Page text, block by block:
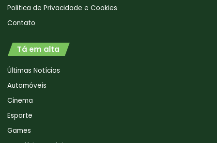
Politica de Privacidade e Cookies
Contato
Tá em alta
Últimas Notícias
Automóveis
Cinema
Esporte
Games